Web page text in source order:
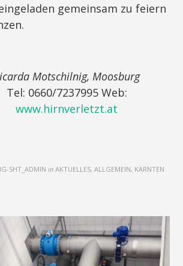
gemeinsam zu feiern
Motschilnig, Moosburg
Tel: 0660/7237995 Web:
www.hirnverletzt.at
SHT_ADMIN in AKTUELLES, ALLGEMEIN, KÄRNTEN